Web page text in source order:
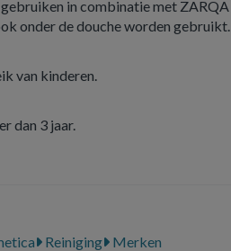
in combinatie met ZARQA
onder de douche worden gebruikt.
van kinderen.
dan 3 jaar.
Reiniging Merken